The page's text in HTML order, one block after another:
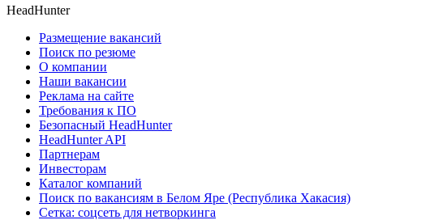
HeadHunter
Размещение вакансий
Поиск по резюме
О компании
Наши вакансии
Реклама на сайте
Требования к ПО
Безопасный HeadHunter
HeadHunter API
Партнерам
Инвесторам
Каталог компаний
Поиск по вакансиям в Белом Яре (Республика Хакасия)
Сетка: соцсеть для нетворкинга